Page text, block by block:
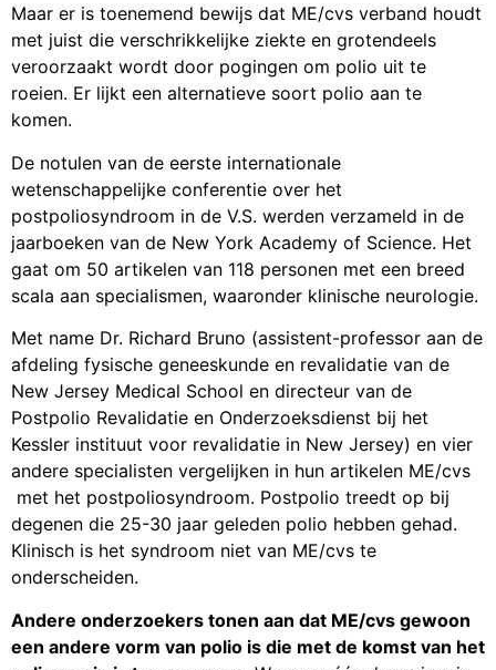
met juist die verschrikkelijke ziekte en grotendeels
veroorzaakt wordt door pogingen om polio uit te
roeien. Er lijkt een alternatieve soort polio aan te
komen.
wetenschappelijke conferentie over het
postpoliosyndroom in de V.S. werden verzameld in de
jaarboeken van de New York Academy of Science. Het
gaat om 50 artikelen van 118 personen met een breed
scala aan specialismen, waaronder klinische neurologie.
afdeling fysische geneeskunde en revalidatie van de
New Jersey Medical School en directeur van de
Postpolio Revalidatie en Onderzoeksdienst bij het
Kessler instituut voor revalidatie in New Jersey) en vier
andere specialisten vergelijken in hun artikelen ME/cvs
met het postpoliosyndroom. Postpolio treedt op bij
degenen die 25-30 jaar geleden polio hebben gehad.
Klinisch is het syndroom niet van ME/cvs te
onderscheiden.
een andere vorm van polio is die met de komst van het
poliovaccin is toegenomen.Wanneer één darmvirus is